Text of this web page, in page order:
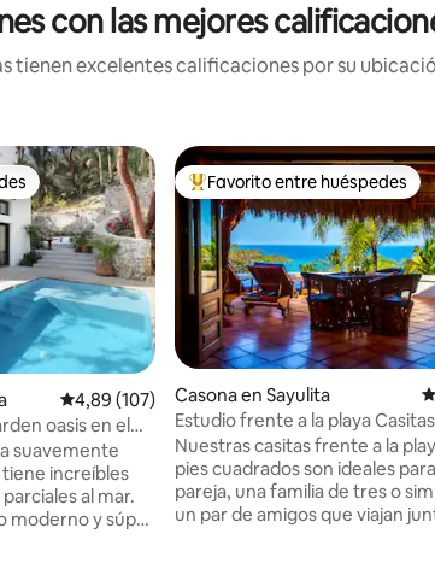
con las mejores
tienen excelentes calificaciones por su
Calificación promedio: 4,89 de 5. 107
4,89 (107)
oasis en el
suavemente
tiene increíbles
al mar.
moderno y súper
Favorito entre los huéspedes
Favorito entre huéspedes
Casona en Sayulita
Estudio frente a la playa
Nuestras casitas frente a la
pies cuadrados son ideales
pareja, una familia de tres o
un par de amigos que viajan